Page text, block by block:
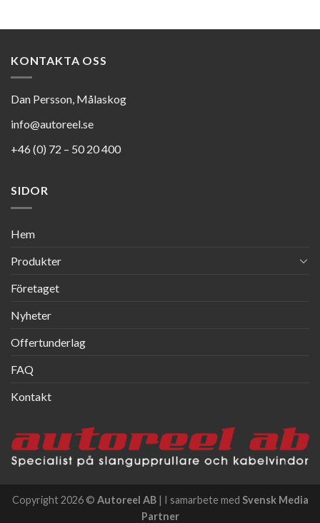
KONTAKTA OSS
Dan Persson, Målaskog
info@autoreel.se
+46 (0) 72 – 50 20 400
SIDOR
Hem
Produkter
Företaget
Nyheter
Offertunderlag
FAQ
Kontakt
Copyright 2026 © Autoreel AB| I samarbete med Svensk Media
Partner